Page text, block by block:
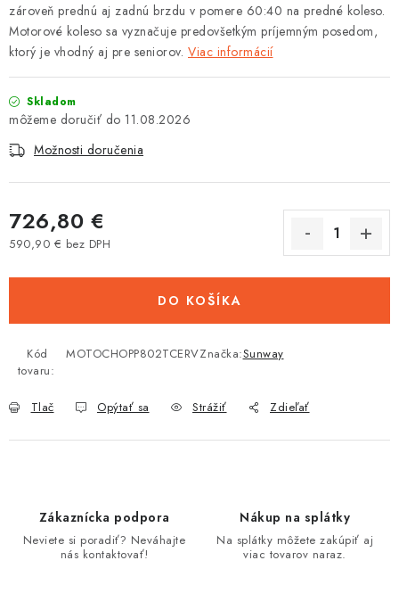
Tabuľky veľkostí odevov, prilieb a obuvi rôznych značiek
zároveň prednú aj zadnú brzdu v pomere 60:40 na predné koleso.
Motorové koleso sa vyznačuje predovšetkým príjemným posedom,
ktorý je vhodný aj pre seniorov. Viac informácií
Skladom
11.08.2026
Možnosti doručenia
726,80 €
590,90 € bez DPH
DO KOŠÍKA
Kód
tovaru:
MOTOCHOPP802TCERVZnačka:Sunway
Tlač Opýtať sa Strážiť Zdieľať
Zákaznícka podpora
Neviete si poradiť? Neváhajte
nás kontaktovať!
Nákup na splátky
Na splátky môžete zakúpiť aj
viac tovarov naraz.